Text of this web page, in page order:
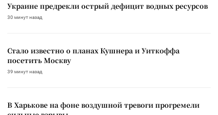
Украине предрекли острый дефицит водных ресурсов
30 минут назад
Стало известно о планах Кушнера и Уиткоффа
посетить Москву
39 минут назад
В Харькове на фоне воздушной тревоги прогремели